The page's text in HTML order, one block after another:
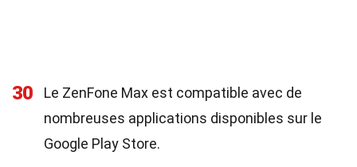
30
Le ZenFone Max est compatible avec de
nombreuses applications disponibles sur le
Google Play Store.